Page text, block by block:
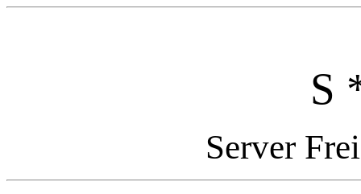
S
Server